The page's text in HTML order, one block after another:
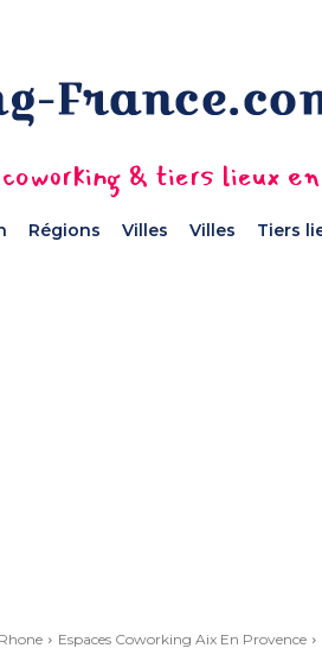
& tiers lieux
Régions Villes Villes Tiers
Espaces Coworking Aix En Provence